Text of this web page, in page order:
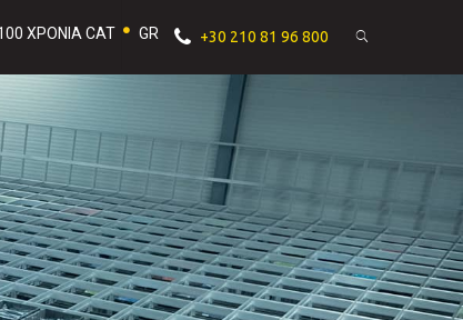
ΧΡΟΝΙΑ CAT GR +30 210 81 96 800